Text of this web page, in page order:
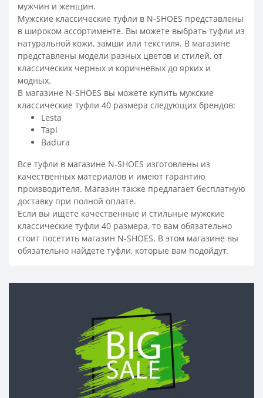
мужчин и женщин.
Мужские классические туфли в N-SHOES представлены
в широком ассортименте. Вы можете выбрать туфли из
натуральной кожи, замши или текстиля. В магазине
представлены модели разных цветов и стилей, от
классических черных и коричневых до ярких и
модных.
В магазине N-SHOES вы можете купить мужские
классические туфли 40 размера следующих брендов:
Lesta
Tapi
Badura
Все туфли в магазине N-SHOES изготовлены из
качественных материалов и имеют гарантию
производителя. Магазин также предлагает бесплатную
доставку при полной оплате.
Если вы ищете качественные и стильные мужские
классические туфли 40 размера, то вам обязательно
стоит посетить магазин N-SHOES. В этом магазине вы
обязательно найдете туфли, которые вам подойдут.